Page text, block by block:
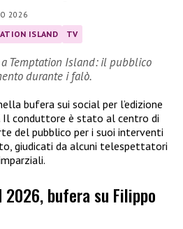
2026
ISLAND TV
Temptation Island: il pubblico
durante i falò.
bufera sui social per l’edizione
. Il conduttore è stato al centro di
del pubblico per i suoi interventi
giudicati da alcuni telespettatori
bufera su Filippo